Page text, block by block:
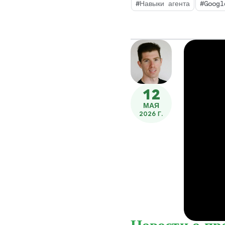
развертываемых в
#Навыки агента
12
МАЯ
2026 Г.